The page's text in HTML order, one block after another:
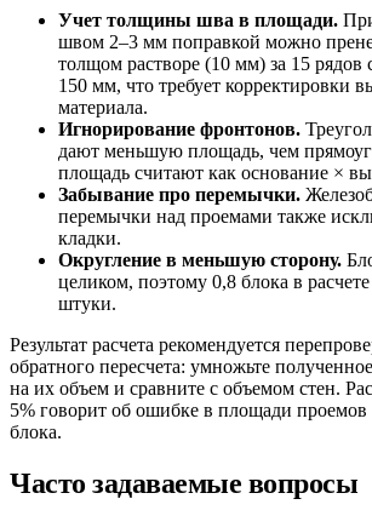
Учет толщины шва в площади.
швом 2–3 мм поправкой можно
толщом растворе (10 мм) за 15 рядов
150 мм, что требует корректировки
материала.
Игнорирование фронтонов.
дают меньшую площадь, чем
площадь считают как основание ×
Забывание про перемычки.
перемычки над проемами также
кладки.
Округление в меньшую сторону.
целиком, поэтому 0,8 блока в расчете
штуки.
Результат расчета рекомендуется
обратного пересчета: умножьте
на их объем и сравните с объемом стен.
5% говорит об ошибке в площади проемов
блока.
Часто задаваемые вопросы